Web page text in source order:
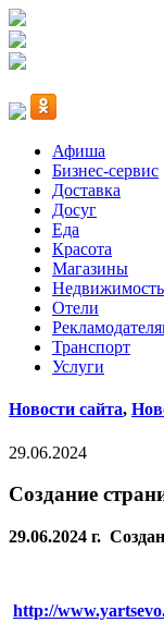
Афиша
Бизнес-сервис
Доставка
Досуг
Еда
Красота
Магазины
Недвижимость
Отели
Транспорт
Услуги
Новости сайта,
29.06.2024
Создание
29.06.2024 г.
http://